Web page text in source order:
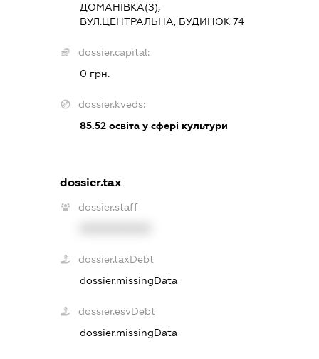
ДОМАНІВКА(З),
ВУЛ.ЦЕНТРАЛЬНА, БУДИНОК 74
dossier.capital:
0 грн.
dossier.kveds:
85.52 освіта у сфері культури
dossier.tax
dossier.staff
dossier.taxDebt
dossier.missingData
dossier.esvDebt
dossier.missingData